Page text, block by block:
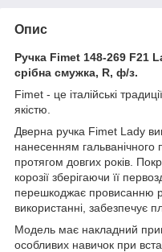
Опис
Ручка Fimet 148-269 F21
срібна смужка, R, ф/з.
Fimet - це італійські
якістю.
Дверна ручка Fimet Lady
нанесенням гальванічного
протягом довгих років.
корозії зберігаючи її
перешкоджає провисанню
використанні, забезпечує
Модель має накладний
особливих навичок при